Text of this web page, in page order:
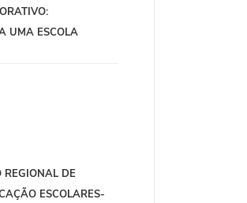
UMA ESCOLA
DE
ESCOLARES-